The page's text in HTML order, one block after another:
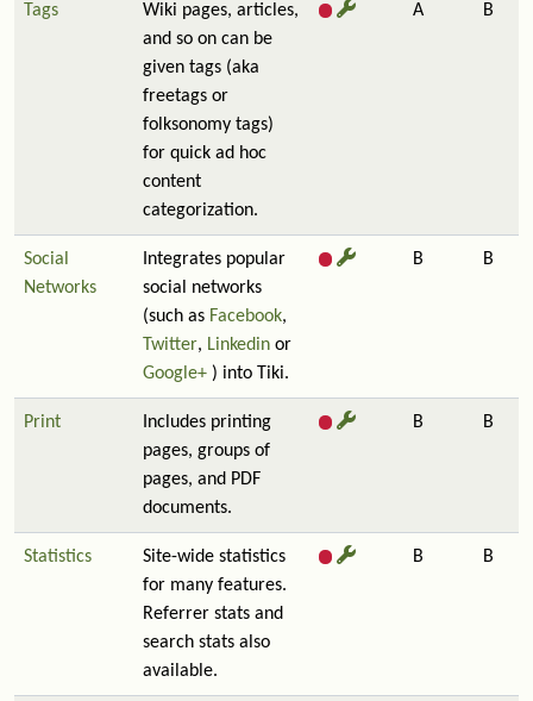
Tags
Wiki pages, articles,
and so on can be
given tags (aka
freetags or
folksonomy tags)
for quick ad hoc
content
categorization.
A B
Social
Networks
Integrates popular
social networks
(such as Facebook,
Twitter, Linkedin or
Google+ ) into Tiki.
B B
Print
Includes printing
pages, groups of
pages, and PDF
documents.
B B
Statistics
Site-wide statistics
for many features.
Referrer stats and
search stats also
available.
B B